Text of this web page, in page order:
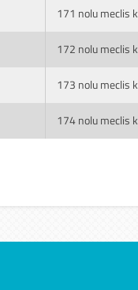
171 nolu meclis
172 nolu meclis
173 nolu meclis
174 nolu meclis